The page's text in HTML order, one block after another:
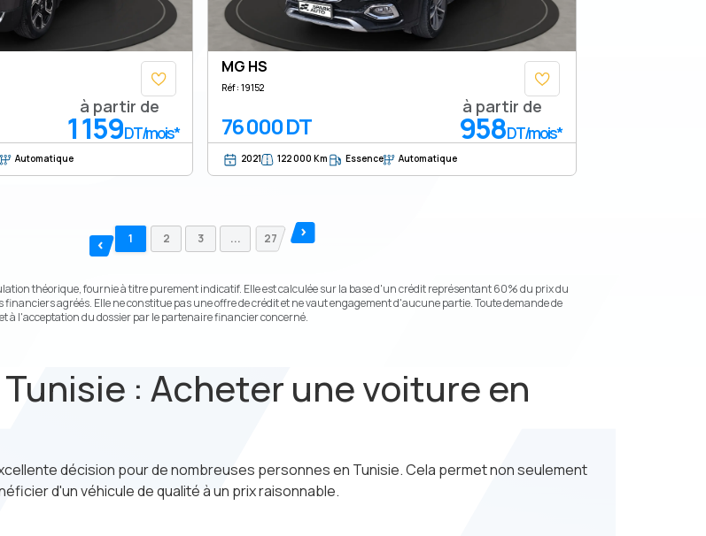
à partir de
1 159DT/mois*
Automatique
MG HS
Réf : 19152
76 000 DT
à partir de
958DT/mois*
2021 122 000 Km Essence Automatique
1 2 3 ... 27
théorique, fournie à titre purement indicatif. Elle est calculée sur la base d'un crédit représentant 60% du prix du
agréés. Elle ne constitue pas une offre de crédit et ne vaut engagement d'aucune partie. Toute demande de
à l'acceptation du dossier par le partenaire financier concerné.
: Acheter une voiture en
décision pour de nombreuses personnes en Tunisie. Cela permet non seulement
d'un véhicule de qualité à un prix raisonnable.